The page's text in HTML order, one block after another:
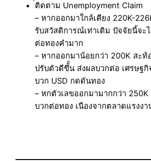
่ติดตาม Unemployment Claim
– หากออกมาใกล้เคียง 220K-
รับสวัสดิการณ์เท่าเดิม ปัจจัยนี้จะ
ต่อทองคำมาก
– หากออกมาน้อยกว่า 200K สะท้
ปรับตัวดีขึั้น ส่งผลบวกต่อ เศรษฐ
บวก USD กดดันทอง
– หกตัวเลขออกมามากกว่า 250K
บวกต่อทอง เนืองจากตลาดแรงง